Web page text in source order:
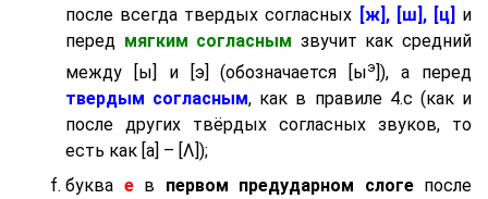
после всегда твердых согласных [ж], [ш], [ц] и
перед мягким согласным звучит как средний
между [ы] и [э] (обозначается [ыэ]), а перед
твердым согласным, как в правиле 4.c (как и
после других твёрдых согласных звуков, то
есть как [а] – [Λ]);
буква ев первом предударном слогепосле